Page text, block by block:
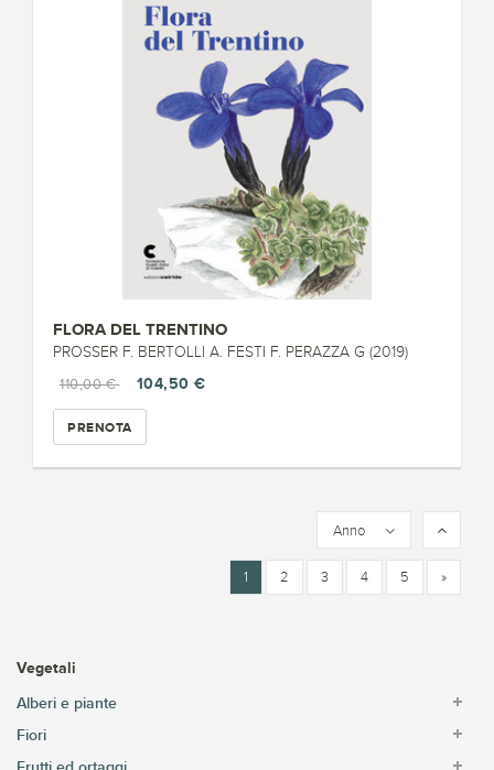
FLORA DEL TRENTINO
PROSSER F. BERTOLLI A. FESTI F. PERAZZA G (2019)
110,00 €
104,50 €
PRENOTA
Anno
1 2 3 4 5 »
Vegetali
Alberi e piante
Fiori